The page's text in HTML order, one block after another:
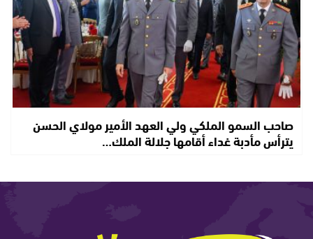
صاحب السمو الملكي ولي العهد الأمير مولاي الحسن
يترأس مأدبة غداء أقامها جلالة الملك…